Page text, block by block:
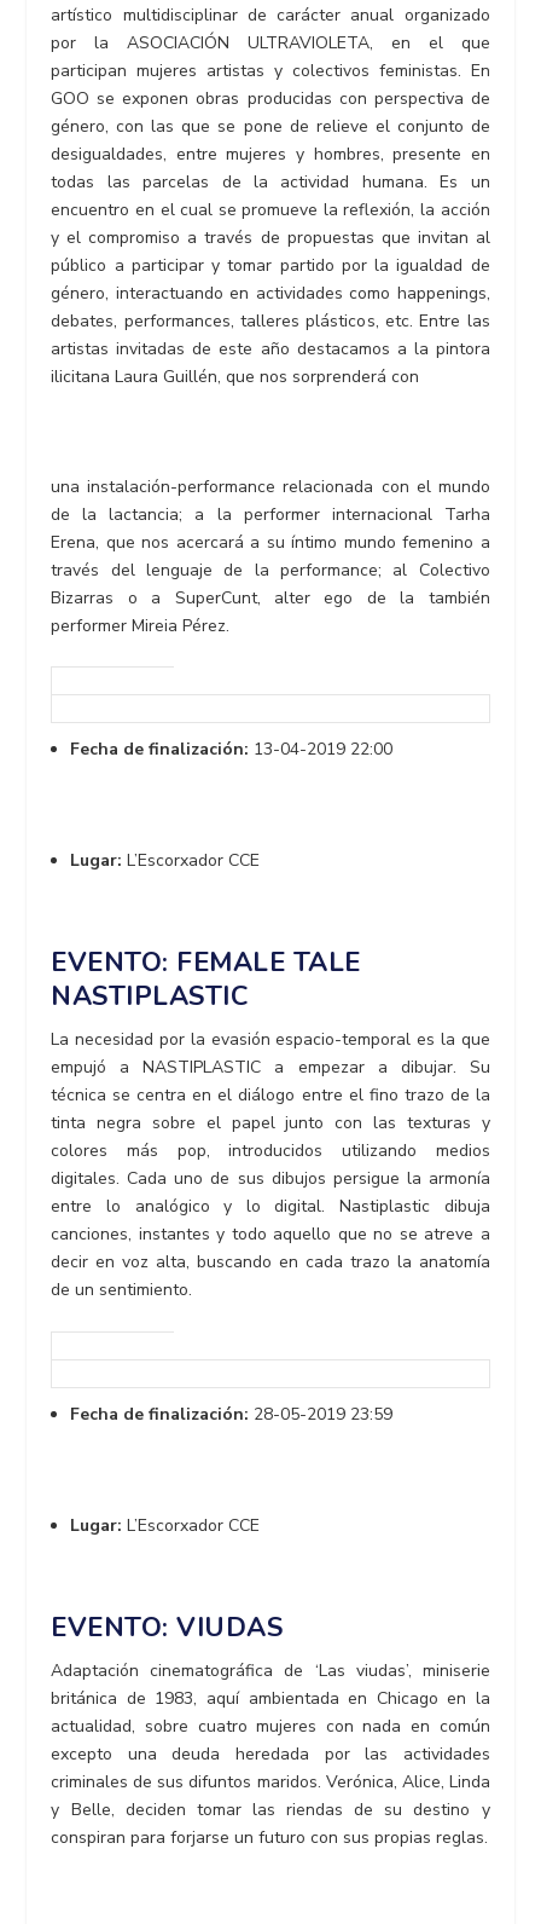
artístico multidisciplinar de carácter anual organizado
por la ASOCIACIÓN ULTRAVIOLETA, en el que
participan mujeres artistas y colectivos feministas. En
GOO se exponen obras producidas con perspectiva de
género, con las que se pone de relieve el conjunto de
desigualdades, entre mujeres y hombres, presente en
todas las parcelas de la actividad humana. Es un
encuentro en el cual se promueve la reflexión, la acción
y el compromiso a través de propuestas que invitan al
público a participar y tomar partido por la igualdad de
género, interactuando en actividades como happenings,
debates, performances, talleres plásticos, etc. Entre las
artistas invitadas de este año destacamos a la pintora
ilicitana Laura Guillén, que nos sorprenderá con
una instalación-performance relacionada con el mundo
de la lactancia; a la performer internacional Tarha
Erena, que nos acercará a su íntimo mundo femenino a
través del lenguaje de la performance; al Colectivo
Bizarras o a SuperCunt, alter ego de la también
performer Mireia Pérez.
Fecha de finalización: 13-04-2019 22:00
Lugar:L’Escorxador CCE
EVENTO: FEMALE TALE
NASTIPLASTIC
La necesidad por la evasión espacio-temporal es la que
empujó a NASTIPLASTIC a empezar a dibujar. Su
técnica se centra en el diálogo entre el fino trazo de la
tinta negra sobre el papel junto con las texturas y
colores más pop, introducidos utilizando medios
digitales. Cada uno de sus dibujos persigue la armonía
entre lo analógico y lo digital. Nastiplastic dibuja
canciones, instantes y todo aquello que no se atreve a
decir en voz alta, buscando en cada trazo la anatomía
de un sentimiento.
Fecha de finalización: 28-05-2019 23:59
Lugar:L’Escorxador CCE
EVENTO: VIUDAS
Adaptación cinematográfica de ‘Las viudas’, miniserie
británica de 1983, aquí ambientada en Chicago en la
actualidad, sobre cuatro mujeres con nada en común
excepto una deuda heredada por las actividades
criminales de sus difuntos maridos. Verónica, Alice, Linda
y Belle, deciden tomar las riendas de su destino y
conspiran para forjarse un futuro con sus propias reglas.